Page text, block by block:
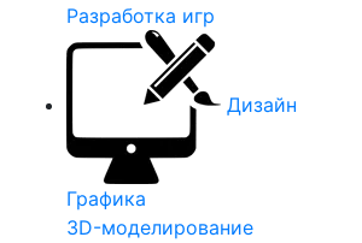
Разработка игр
Дизайн
Графика
3D-моделирование